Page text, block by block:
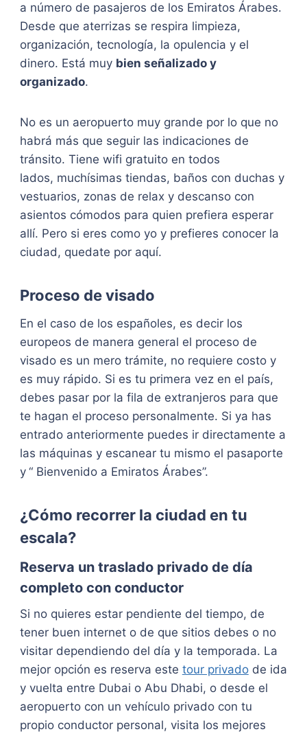
a número de pasajeros de los Emiratos Árabes.
Desde que aterrizas se respira limpieza,
organización, tecnología, la opulencia y el
dinero. Está muy bien señalizado y
organizado.
No es un aeropuerto muy grande por lo que no
habrá más que seguir las indicaciones de
tránsito. Tiene wifi gratuito en todos
lados, muchísimas tiendas, baños con duchas y
vestuarios, zonas de relax y descanso con
asientos cómodos para quien prefiera esperar
allí. Pero si eres como yo y prefieres conocer la
ciudad, quedate por aquí.
Proceso de visado
En el caso de los españoles, es decir los
europeos de manera general el proceso de
visado es un mero trámite, no requiere costo y
es muy rápido. Si es tu primera vez en el país,
debes pasar por la fila de extranjeros para que
te hagan el proceso personalmente. Si ya has
entrado anteriormente puedes ir directamente a
las máquinas y escanear tu mismo el pasaporte
y “ Bienvenido a Emiratos Árabes”.
¿Cómo recorrer la ciudad en tu
escala?
Reserva un traslado privado de día
completo con conductor
Si no quieres estar pendiente del tiempo, de
tener buen internet o de que sitios debes o no
visitar dependiendo del día y la temporada. La
mejor opción es reserva este tour privadode ida
y vuelta entre Dubai o Abu Dhabi, o desde el
aeropuerto con un vehículo privado con tu
propio conductor personal, visita los mejores